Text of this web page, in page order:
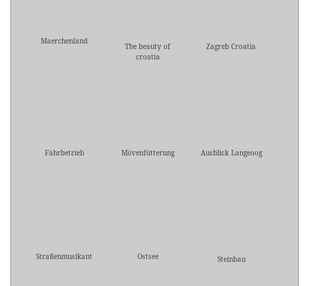
Maerchenland
The beauty of
croatia
Zagreb Croatia
Fährbetrieb Mövenfütterung Ausblick Langeoog
Straßenmusikant Ostsee Steinbau